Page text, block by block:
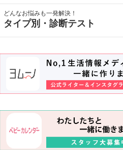
どんなお悩みも一発解決！
タイプ別・診断テスト